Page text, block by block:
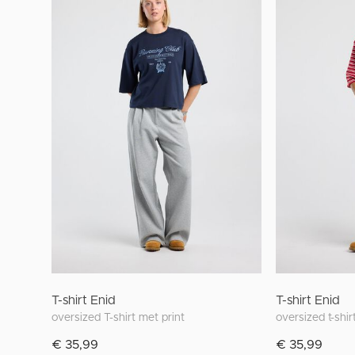
T-shirt Enid
oversized T-shirt met print
€ 35,99
T-shirt Enid
oversized t-
€ 35,99